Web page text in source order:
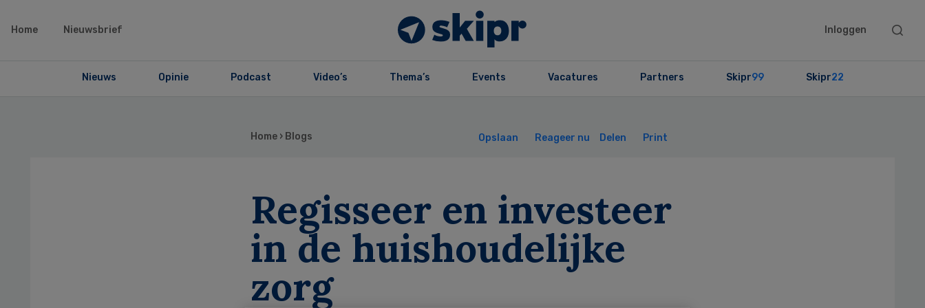
Home Nieuwsbrief Inloggen
Search
Nieuws Opinie Podcast Video’s Thema’s Events Vacatures Partners Skipr99 Skipr22
Home › Blogs Opslaan Reageer nu Delen Print
Regisseer en investeer
in de huishoudelijke
zorg